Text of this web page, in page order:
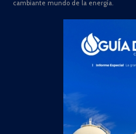
cambiante mundo de la energía.